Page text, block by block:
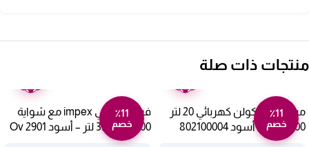
منتجات ذات صلة
٪11
خصم
ميكروويف كولن كهربائي 20 لتر
1100 وات – أسود 802100004
٪11
خصم
فرن كهربائي impex مع شواية
1500 وات 35 لتر – أسود Ov 2901